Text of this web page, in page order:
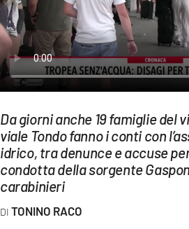
EVENTI
SPORT
Streaming
LAC NETWORK
LAC ONAIR
Network
Da giorni anche 19 famiglie del
viale Tondo fanno i conti con
idrico, tra denunce e accuse
condotta della sorgente
carabinieri
TONINO RACO